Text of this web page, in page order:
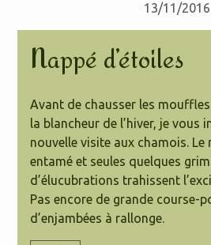
13/11/2016
Nappé d’étoiles
Avant de chausser les
la blancheur de l’hiver, je vous
nouvelle visite aux chamois. Le
entamé et seules quelques
d’élucubrations trahissent
Pas encore de grande course-
d’enjambées à rallonge.